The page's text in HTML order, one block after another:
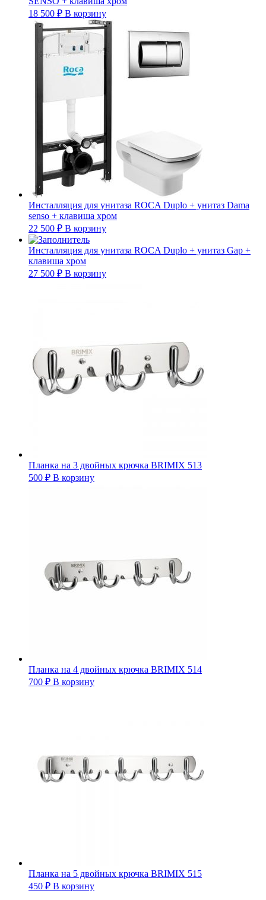
18 500 ₽ В корзину
Инсталляция для унитаза ROCA Duplo + унитаз Dama
senso + клавиша хром
22 500 ₽ В корзину
Инсталляция для унитаза ROCA Duplo + унитаз Gap +
клавиша хром
27 500 ₽ В корзину
Планка на 3 двойных крючка BRIMIX 513
500 ₽ В корзину
Планка на 4 двойных крючка BRIMIX 514
700 ₽ В корзину
Планка на 5 двойных крючка BRIMIX 515
450 ₽ В корзину